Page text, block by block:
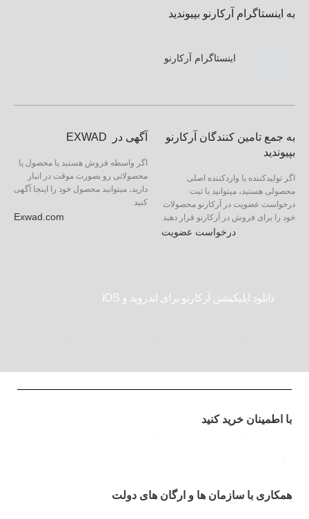
به اینستاگرام آرکارنو بپیوندید
اینستاگرام آرکارنو
به جمع تامین کنندگان آرکارنو
بپیوندید
اگر تولیدکننده یا واردکننده اصلی
محصولی هستید، میتوانید با ثبت
درخواست عضویت در آرکارنو محصولات
خود را برای فروش در آرکارنو قرار دهید
درخواست عضویت
آگهی در EXWAD
اگر واسطه فروش هستید یا محصول یا
محصولاتی رو بصورت موقت در انبار
دارید، میتوانید محصول خود را اینجا آگهی
کنید
Exwad.com
دانلود اپلیکیشن آرکارنو برای اندروید و iOS
با اطمینان خرید کنید
همکاری با سازمان ها و ارگان های دولت